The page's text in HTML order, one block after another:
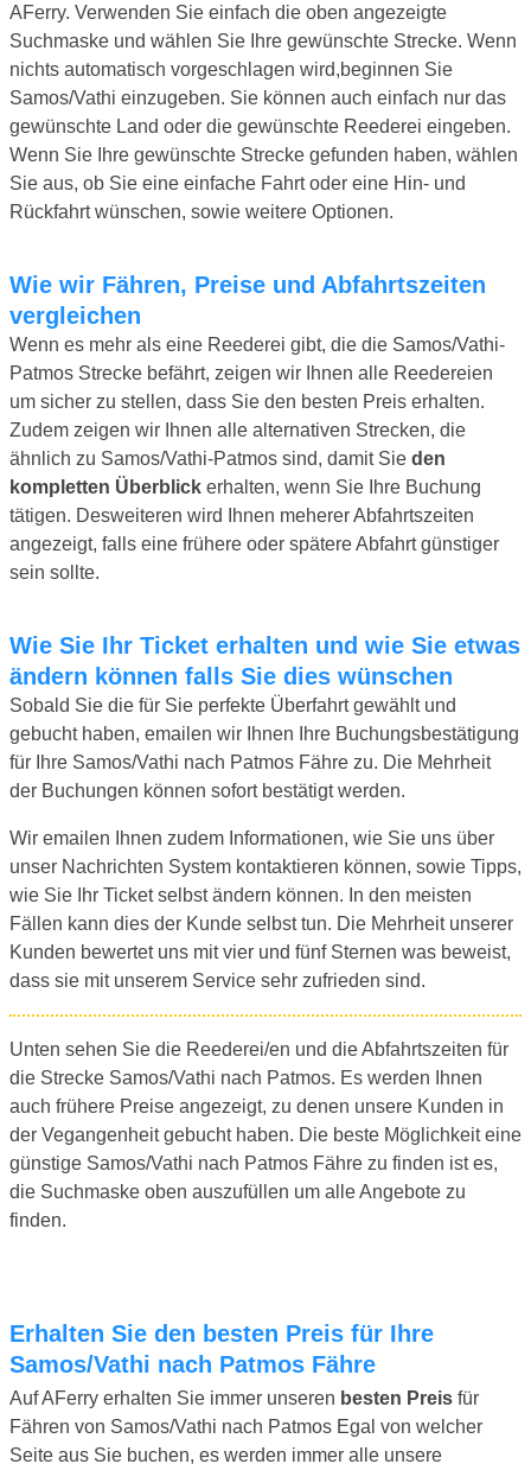
AFerry. Verwenden Sie einfach die oben angezeigte
Suchmaske und wählen Sie Ihre gewünschte Strecke. Wenn
nichts automatisch vorgeschlagen wird,beginnen Sie
Samos/Vathi einzugeben. Sie können auch einfach nur das
gewünschte Land oder die gewünschte Reederei eingeben.
Wenn Sie Ihre gewünschte Strecke gefunden haben, wählen
Sie aus, ob Sie eine einfache Fahrt oder eine Hin- und
Rückfahrt wünschen, sowie weitere Optionen.
Wie wir Fähren, Preise und Abfahrtszeiten
vergleichen
Wenn es mehr als eine Reederei gibt, die die Samos/Vathi-
Patmos Strecke befährt, zeigen wir Ihnen alle Reedereien
um sicher zu stellen, dass Sie den besten Preis erhalten.
Zudem zeigen wir Ihnen alle alternativen Strecken, die
ähnlich zu Samos/Vathi-Patmos sind, damit Sie den
kompletten Überblick erhalten, wenn Sie Ihre Buchung
tätigen. Desweiteren wird Ihnen meherer Abfahrtszeiten
angezeigt, falls eine frühere oder spätere Abfahrt günstiger
sein sollte.
Wie Sie Ihr Ticket erhalten und wie Sie etwas
ändern können falls Sie dies wünschen
Sobald Sie die für Sie perfekte Überfahrt gewählt und
gebucht haben, emailen wir Ihnen Ihre Buchungsbestätigung
für Ihre Samos/Vathi nach Patmos Fähre zu. Die Mehrheit
der Buchungen können sofort bestätigt werden.
Wir emailen Ihnen zudem Informationen, wie Sie uns über
unser Nachrichten System kontaktieren können, sowie Tipps,
wie Sie Ihr Ticket selbst ändern können. In den meisten
Fällen kann dies der Kunde selbst tun. Die Mehrheit unserer
Kunden bewertet uns mit vier und fünf Sternen was beweist,
dass sie mit unserem Service sehr zufrieden sind.
Unten sehen Sie die Reederei/en und die Abfahrtszeiten für
die Strecke Samos/Vathi nach Patmos. Es werden Ihnen
auch frühere Preise angezeigt, zu denen unsere Kunden in
der Vegangenheit gebucht haben. Die beste Möglichkeit eine
günstige Samos/Vathi nach Patmos Fähre zu finden ist es,
die Suchmaske oben auszufüllen um alle Angebote zu
finden.
Erhalten Sie den besten Preis für Ihre
Samos/Vathi nach Patmos Fähre
Auf AFerry erhalten Sie immer unseren besten Preis für
Fähren von Samos/Vathi nach Patmos Egal von welcher
Seite aus Sie buchen, es werden immer alle unsere